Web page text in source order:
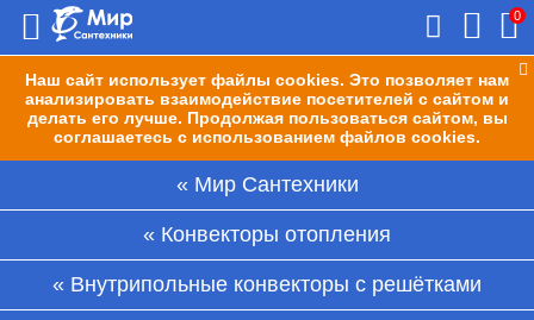
Наш сайт использует файлы cookies. Это позволяет нам
анализировать взаимодействие посетителей с сайтом и
делать его лучше. Продолжая пользоваться сайтом, вы
соглашаетесь с использованием файлов cookies.
0
Мир Сантехники
Конвекторы отопления
Внутрипольные конвекторы с решётками